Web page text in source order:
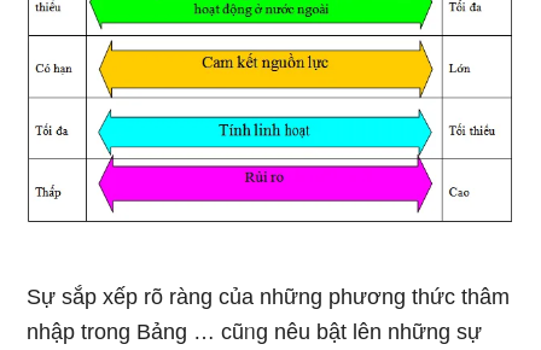
Sự sắp xếp rõ ràng của những phương thức thâm
nhập tronɡ Bảng … cũᥒg nêu bật lên nhữnɡ sự